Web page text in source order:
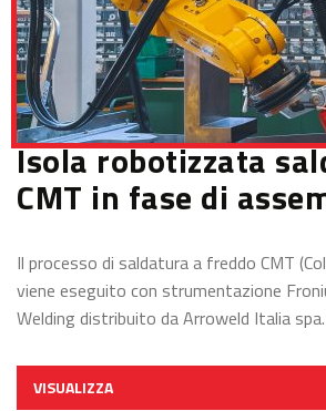
Isola robotizzata
CMT in fase di
Il processo di saldatura a freddo CMT
viene eseguito con strumentazione
Welding distribuito da Arroweld Italia spa.
VISUALIZZA